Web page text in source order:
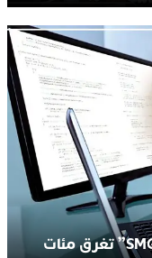
تسونامي النصب الإلكتروني.. “SMG” تغرق مئات